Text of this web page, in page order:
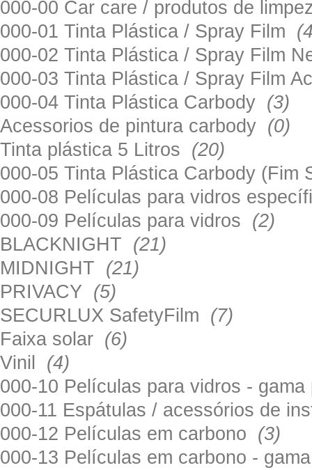
000-00 Car care / produtos de
000-01 Tinta Plástica / Spray Film
000-02 Tinta Plástica / Spray Film
000-03 Tinta Plástica / Spray Film
000-04 Tinta Plástica Carbody (3)
Acessorios de pintura carbody (0)
Tinta plástica 5 Litros (20)
000-05 Tinta Plástica Carbody
000-08 Películas para vidros
000-09 Películas para vidros (2)
BLACKNIGHT (21)
MIDNIGHT (21)
PRIVACY (5)
SECURLUX SafetyFilm (7)
Faixa solar (6)
Vinil (4)
000-10 Películas para vidros -
000-11 Espátulas / acessórios de
000-12 Películas em carbono (3)
000-13 Películas em carbono -